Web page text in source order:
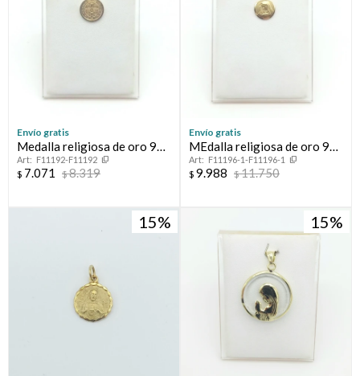
Envío gratis
Medalla religiosa de oro 9
ktes, SAN BENITO.
F11192-F11192
$ 7.071 $8.319
Envío gratis
MEdalla religiosa de oro 9
ktes, VIRGEN MARIA.
F11196-1-F11196-1
$ 9.988 $11.750
15 15